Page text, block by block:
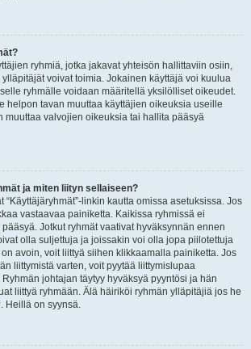
ryhmiä, jotka jakavat yhteisön hallittaviin osiin,
voivat toimia. Jokainen käyttäjä voi kuulua
ryhmälle voidaan määritellä yksilölliset oikeudet.
helpon tavan muuttaa käyttäjien oikeuksia useille
muuttaa valvojien oikeuksia tai hallita pääsyä
ja miten liityn sellaiseen?
“Käyttäjäryhmät”-linkin kautta omissa asetuksissa. Jos
vastaavaa painiketta. Kaikissa ryhmissä ei
Jotkut ryhmät vaativat hyväksynnän ennen
olla suljettuja ja joissakin voi olla jopa piilotettuja
avoin, voit liittyä siihen klikkaamalla painiketta. Jos
liittymistä varten, voit pyytää liittymislupaa
johtajan täytyy hyväksyä pyyntösi ja hän
liittyä ryhmään. Älä häiriköi ryhmän ylläpitäjiä jos he
Heillä on syynsä.